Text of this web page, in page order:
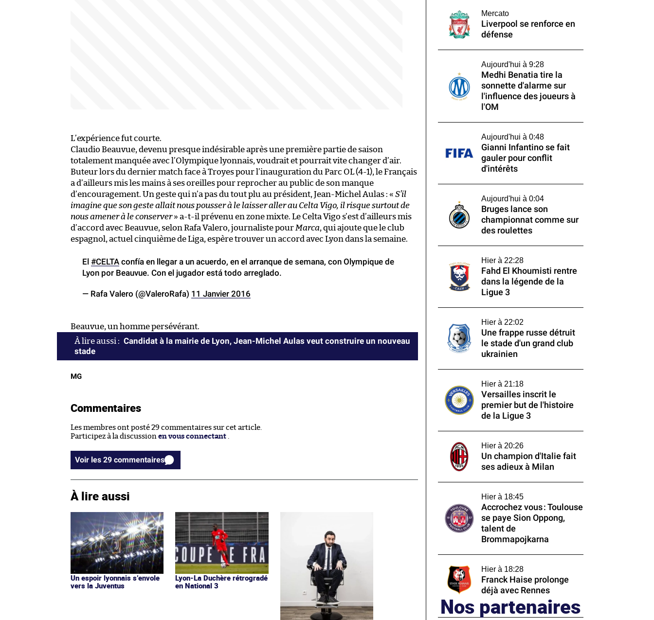
L’expérience fut courte.
Claudio Beauvue, devenu presque indésirable après une première partie de saison
totalement manquée avec l’Olympique lyonnais, voudrait et pourrait vite changer d’air.
Buteur lors du dernier match face à Troyes pour l’inauguration du Parc OL (4-1), le Français
a d’ailleurs mis les mains à ses oreilles pour reprocher au public de son manque
d’encouragement. Un geste qui n’a pas du tout plu au président, Jean-Michel Aulas : « S’il
imagine que son geste allait nous pousser à le laisser aller au Celta Vigo, il risque surtout de
nous amener à le conserver» a-t-il prévenu en zone mixte. Le Celta Vigo s’est d’ailleurs mis
d’accord avec Beauvue, selon Rafa Valero, journaliste pourMarca, qui ajoute que le club
espagnol, actuel cinquième de Liga, espère trouver un accord avec Lyon dans la semaine.
El #CELTA confía en llegar a un acuerdo, en el arranque de semana, con Olympique de
Lyon por Beauvue. Con el jugador está todo arreglado.
— Rafa Valero (@ValeroRafa) 11 Janvier 2016
Beauvue, un homme persévérant.
Candidat à la mairie de Lyon, Jean-Michel Aulas veut construire un nouveau
stade
MG
Commentaires
Les membres ont posté 29 commentaires sur cet article.
Participez à la discussion en vous connectant .
Voir les 29 commentaires
À lire aussi
Un espoir lyonnais s’envole
vers la Juventus
Lyon-La Duchère rétrogradé
en National 3
Mercato
Liverpool se renforce en
défense
Aujourd'hui à 9:28
Medhi Benatia tire la
sonnette d'alarme sur
l'influence des joueurs à
l'OM
Aujourd'hui à 0:48
Gianni Infantino se fait
gauler pour conflit
d'intérêts
Aujourd'hui à 0:04
Bruges lance son
championnat comme sur
des roulettes
Hier à 22:28
Fahd El Khoumisti rentre
dans la légende de la
Ligue 3
Hier à 22:02
Une frappe russe détruit
le stade d'un grand club
ukrainien
Hier à 21:18
Versailles inscrit le
premier but de l'histoire
de la Ligue 3
Hier à 20:26
Un champion d'Italie fait
ses adieux à Milan
Hier à 18:45
Accrochez vous : Toulouse
se paye Sion Oppong,
talent de
Brommapojkarna
Hier à 18:28
Franck Haise prolonge
déjà avec Rennes
Nos partenaires